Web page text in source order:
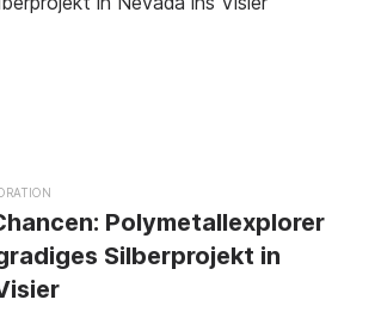
Polymetallexplorer
Silberprojekt in